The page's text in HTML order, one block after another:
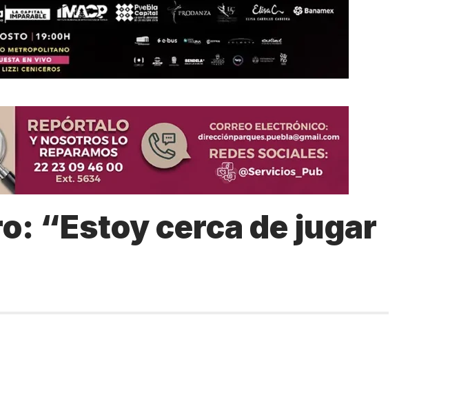
“Estoy cerca de jugar